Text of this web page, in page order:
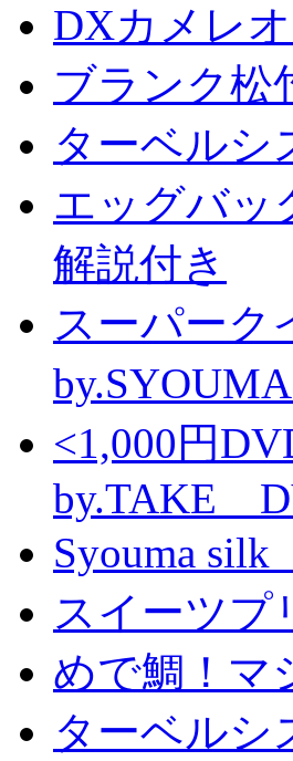
DXカメレ
ブランク松
ターベル
エッグバッ
解説付き
スーパー
<1,000円
by.TAKE
Syouma
スイーツプ
めで鯛！マ
ターベル